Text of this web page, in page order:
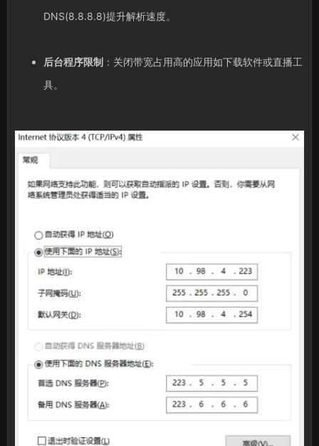
DNS(8.8.8.8)提升解析速度。
后台程序限制：关闭带宽占用高的应用如下载软件或直播工
具。